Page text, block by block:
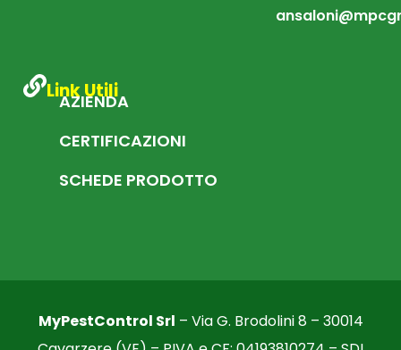
Link Utili
AZIENDA
CERTIFICAZIONI
SCHEDE PRODOTTO
MyPestControl Srl – Via G. Brodolini 8 – 30014